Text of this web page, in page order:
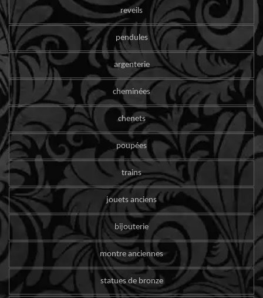
reveils
pendules
argenterie
cheminées
chenets
poupées
trains
jouets anciens
bijouterie
montre anciennes
statues de bronze